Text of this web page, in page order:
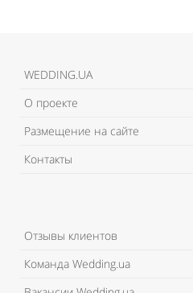
WEDDING.UA
О проекте
Размещение на сайте
Контакты
Отзывы клиентов
Команда Wedding.ua